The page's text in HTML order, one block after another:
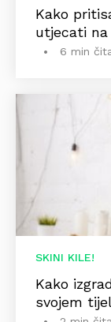
Kako
utjecati na
6 min
SKINI KILE!
Kako
svojem